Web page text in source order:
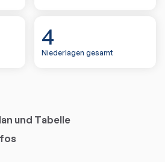
4
Niederlagen gesamt
und Tabelle